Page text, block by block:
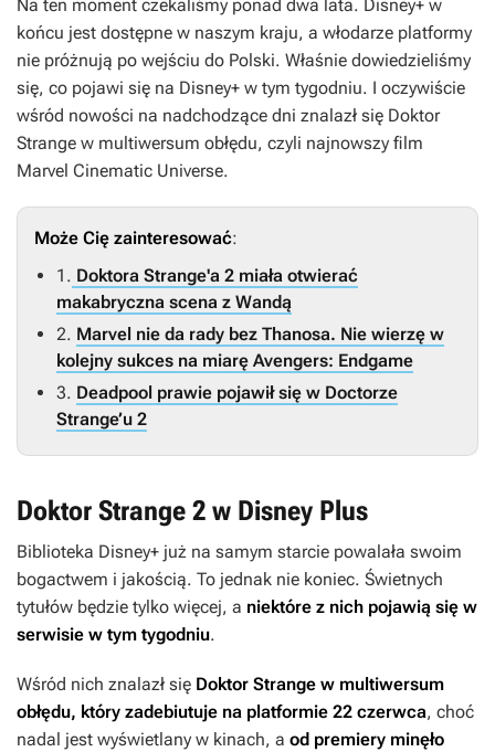
Na ten moment czekaliśmy ponad dwa lata. Disney+ w
końcu jest dostępne w naszym kraju, a włodarze platformy
nie próżnują po wejściu do Polski. Właśnie dowiedzieliśmy
się, co pojawi się na Disney+ w tym tygodniu. I oczywiście
wśród nowości na nadchodzące dni znalazł się Doktor
Strange w multiwersum obłędu, czyli najnowszy film
Marvel Cinematic Universe.
Może Cię zainteresować:
1. Doktora Strange'a 2 miała otwierać
makabryczna scena z Wandą
2. Marvel nie da rady bez Thanosa. Nie wierzę w
kolejny sukces na miarę Avengers: Endgame
3. Deadpool prawie pojawił się w Doctorze
Strange’u 2
Doktor Strange 2 w Disney Plus
Biblioteka Disney+ już na samym starcie powalała swoim
bogactwem i jakością. To jednak nie koniec. Świetnych
tytułów będzie tylko więcej, a niektóre z nich pojawią się w
serwisie w tym tygodniu.
Wśród nich znalazł się Doktor Strange w multiwersum
obłędu, który zadebiutuje na platformie 22 czerwca, choć
nadal jest wyświetlany w kinach, a od premiery minęło